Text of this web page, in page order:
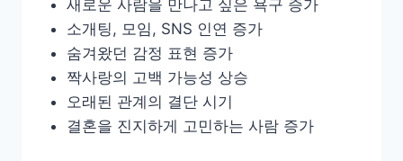
새로운 사람을 만나고 싶은 욕구 증가
소개팅, 모임, SNS 인연 증가
숨겨왔던 감정 표현 증가
짝사랑의 고백 가능성 상승
오래된 관계의 결단 시기
결혼을 진지하게 고민하는 사람 증가